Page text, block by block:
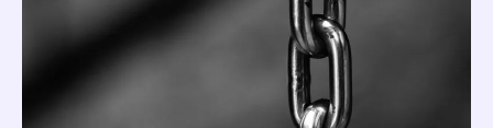
Przewodnik